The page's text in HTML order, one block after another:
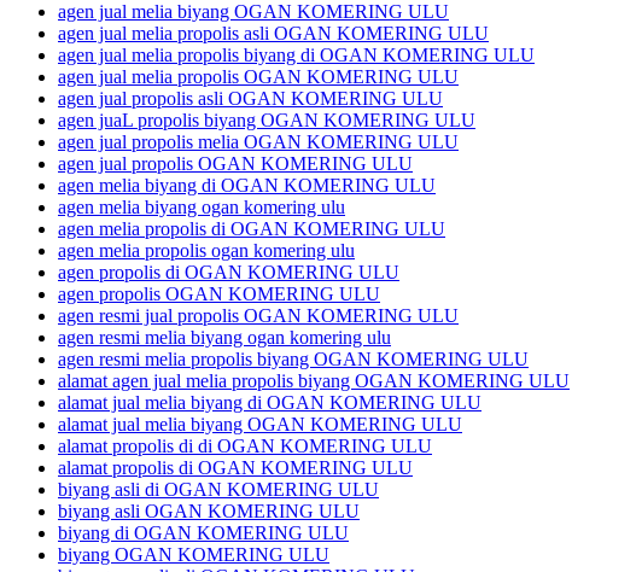
agen jual melia biyang OGAN KOMERING ULU
agen jual melia propolis asli OGAN KOMERING ULU
agen jual melia propolis biyang di OGAN KOMERING ULU
agen jual melia propolis OGAN KOMERING ULU
agen jual propolis asli OGAN KOMERING ULU
agen juaL propolis biyang OGAN KOMERING ULU
agen jual propolis melia OGAN KOMERING ULU
agen jual propolis OGAN KOMERING ULU
agen melia biyang di OGAN KOMERING ULU
agen melia biyang ogan komering ulu
agen melia propolis di OGAN KOMERING ULU
agen melia propolis ogan komering ulu
agen propolis di OGAN KOMERING ULU
agen propolis OGAN KOMERING ULU
agen resmi jual propolis OGAN KOMERING ULU
agen resmi melia biyang ogan komering ulu
agen resmi melia propolis biyang OGAN KOMERING ULU
alamat agen jual melia propolis biyang OGAN KOMERING ULU
alamat jual melia biyang di OGAN KOMERING ULU
alamat jual melia biyang OGAN KOMERING ULU
alamat propolis di di OGAN KOMERING ULU
alamat propolis di OGAN KOMERING ULU
biyang asli di OGAN KOMERING ULU
biyang asli OGAN KOMERING ULU
biyang di OGAN KOMERING ULU
biyang OGAN KOMERING ULU